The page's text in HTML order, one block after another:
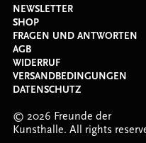
© 2026 Freunde der
Kunsthalle. All rights
NEWSLETTER
SHOP
FRAGEN UND ANTWORTEN
AGB
WIDERRUF
VERSANDBEDINGUNGEN
DATENSCHUTZ